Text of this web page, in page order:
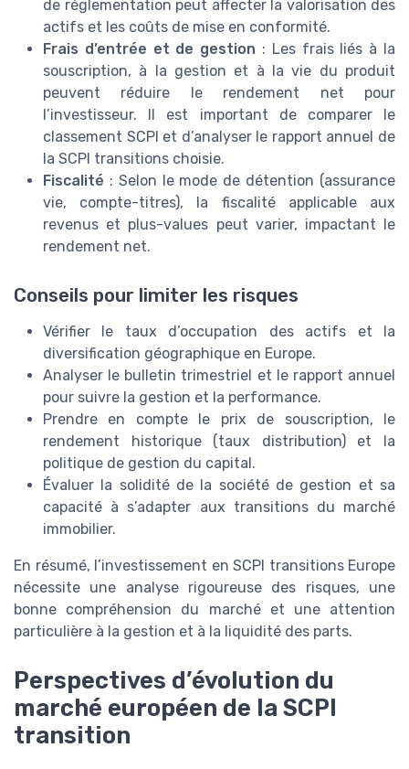
de réglementation peut affecter la valorisation des
actifs et les coûts de mise en conformité.
Frais d’entrée et de gestion : Les frais liés à la
souscription, à la gestion et à la vie du produit
peuvent réduire le rendement net pour
l’investisseur. Il est important de comparer le
classement SCPI et d’analyser le rapport annuel de
la SCPI transitions choisie.
Fiscalité : Selon le mode de détention (assurance
vie, compte-titres), la fiscalité applicable aux
revenus et plus-values peut varier, impactant le
rendement net.
Conseils pour limiter les risques
Vérifier le taux d’occupation des actifs et la
diversification géographique en Europe.
Analyser le bulletin trimestriel et le rapport annuel
pour suivre la gestion et la performance.
Prendre en compte le prix de souscription, le
rendement historique (taux distribution) et la
politique de gestion du capital.
Évaluer la solidité de la société de gestion et sa
capacité à s’adapter aux transitions du marché
immobilier.
En résumé, l’investissement en SCPI transitions Europe
nécessite une analyse rigoureuse des risques, une
bonne compréhension du marché et une attention
particulière à la gestion et à la liquidité des parts.
Perspectives d’évolution du
marché européen de la SCPI
transition